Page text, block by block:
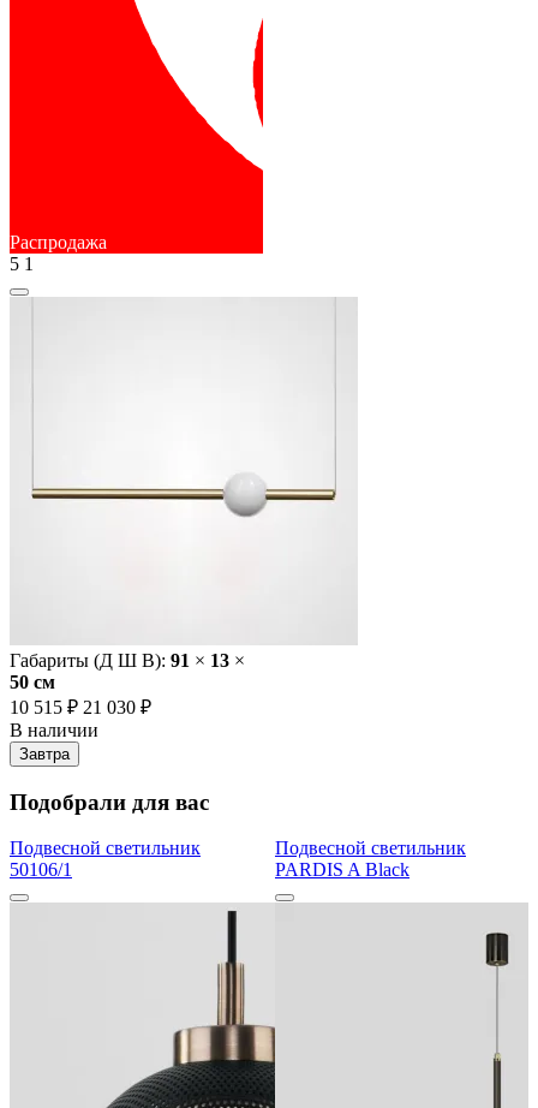
Распродажа
5 1
Габариты (Д Ш В): 91 × 13 ×
50 cм
10 515 ₽ 21 030 ₽
В наличии
Завтра
Подобрали для вас
Подвесной светильник
50106/1
Подвесной светильник
PARDIS A Black